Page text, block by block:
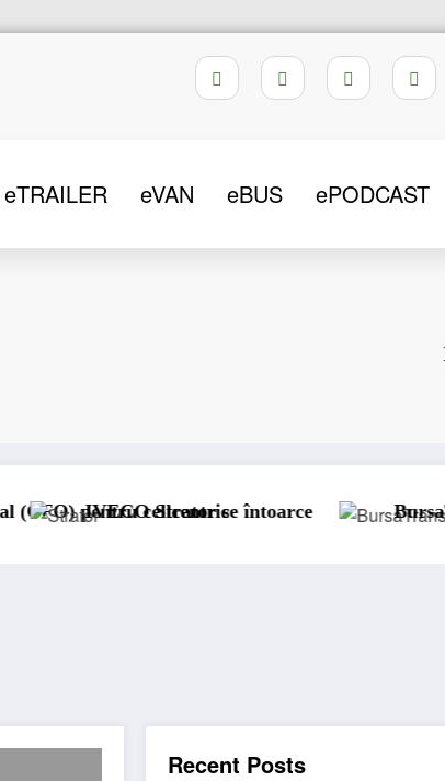
eTRAILER eVAN eBUS ePODCAST
cellcentric
Strator se întoarce BursaTransport/
Recent Posts